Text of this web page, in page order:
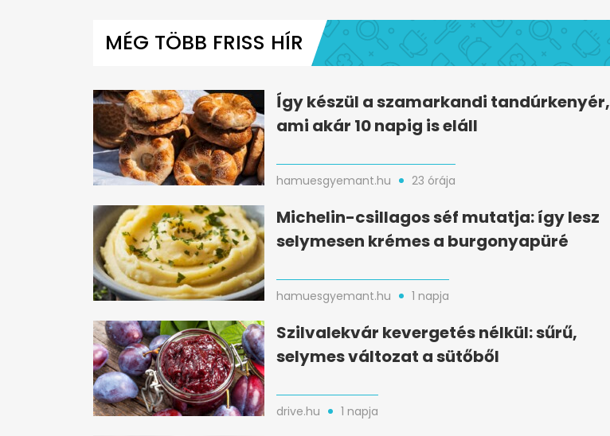
minute,
0%
MÉG TÖBB FRISS HÍR
Így készül a szamarkandi tandúrkenyér,
ami akár 10 napig is eláll
hamuesgyemant.hu 23 órája
Michelin-csillagos séf mutatja: így lesz
selymesen krémes a burgonyapüré
hamuesgyemant.hu 1 napja
Szilvalekvár kevergetés nélkül: sűrű,
selymes változat a sütőből
drive.hu 1 napja